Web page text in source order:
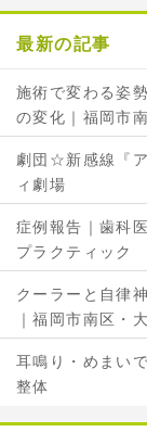
最新の記事
施術で変わる姿
の変化｜福岡市
劇団☆新感線『
ィ劇場
症例報告｜歯科
プラクティック
クーラーと自律
｜福岡市南区・
耳鳴り・めまい
整体